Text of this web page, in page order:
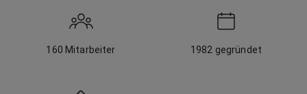
160 Mitarbeiter 1982 gegründet